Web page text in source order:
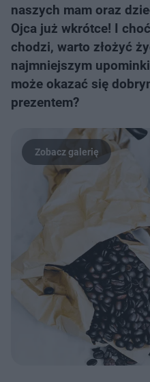
naszych mam oraz
Ojca już wkrótce! I
chodzi, warto złożyć
najmniejszym
może okazać się
prezentem?